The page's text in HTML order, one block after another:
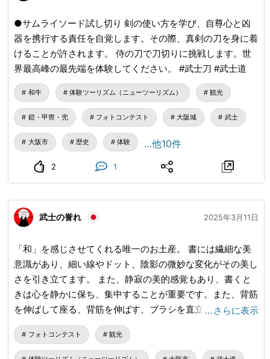
●サムライソード試し切り 剣の使い方を学び、自尊心と凶
器を携行する責任を自覚します。その際、真剣の刀を身に着
けることが許されます。 侍の刀で刀切りに挑戦します。世
界最高峰の最先端を体験してください。 #武士刀 #武士道
和牛 体験ツーリズム（ニューツーリズム） 観光
鎧・甲冑・兜 フォトコンテスト 大阪城 武士
大阪市 歴史 体験 …他10件
2 1
武士の誉れ 2025年3月11日
「和」を感じさせてくれる唯一のお土産。 書には繊細な美
意識があり、細い線やドット、陰影の微妙な変化がその美し
さを引き立てます。 また、静寂の美的感覚もあり、書くと
きは心を静かに保ち、集中することが重要です。また、背筋
を伸ばして座る、背筋を伸ばす、ブラシを直立させるなど、
基本的なマナーも基本的に重要です。人生の節目に現れる道
具として今でも日本人に親しまれている扇子や、日本の伝統
工芸品である掛け軸の書道は、適切な装飾が施され、床の間
… さらに表示
フォトコンテスト 観光